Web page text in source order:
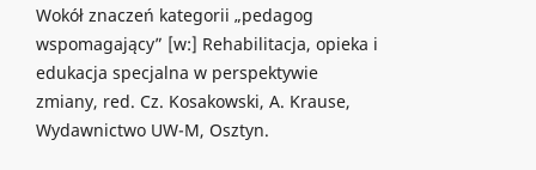
Wokół znaczeń kategorii „pedagog
wspomagający” [w:] Rehabilitacja, opieka i
edukacja specjalna w perspektywie
zmiany, red. Cz. Kosakowski, A. Krause,
Wydawnictwo UW-M, Osztyn.